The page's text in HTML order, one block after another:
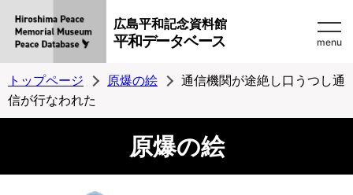
広島平和記念資料館
平和データベース menu
トップページ 原爆の絵
通信機関が途絶し口うつし通
信が行なわれた
原爆の絵